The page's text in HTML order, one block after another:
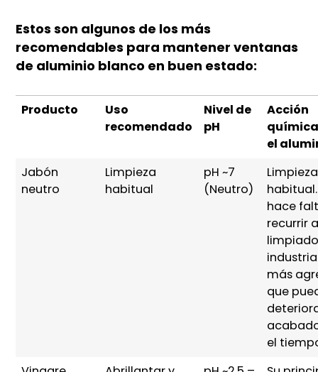
Estos son algunos de los más
recomendables para mantener ventanas
de aluminio blanco en buen estado:
Producto
Uso
recomendado
Nivel de
pH
Acción
el
Jabón
neutro
Limpieza
habitual
pH ~7
(Neutro)
Limpieza
hace
recurrir
más
que
el